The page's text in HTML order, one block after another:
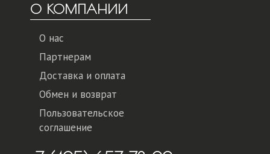
О КОМПАНИИ
О нас
Партнерам
Доставка и оплата
Обмен и возврат
Пользовательское
соглашение